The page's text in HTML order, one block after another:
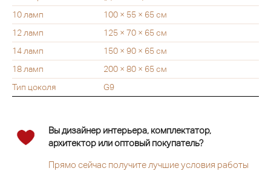
10 ламп
100 × 55 × 65 см
12 ламп
125 × 70 × 65 см
14 ламп
150 × 90 × 65 см
18 ламп
200 × 80 × 65 см
Тип цоколя
G9
Вы дизайнер интерьера, комплектатор,
архитектор или оптовый покупатель?
Прямо сейчас получите лучшие условия работы